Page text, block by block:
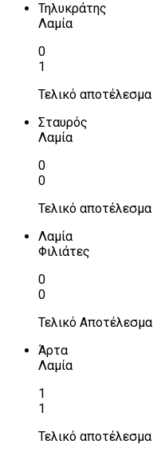
Τηλυκράτης
Λαμία
0
1
Τελικό αποτέλεσμα
Σταυρός
Λαμία
0
0
Τελικό αποτέλεσμα
Λαμία
Φιλιάτες
0
0
Τελικό Αποτέλεσμα
Άρτα
Λαμία
1
1
Τελικό αποτέλεσμα